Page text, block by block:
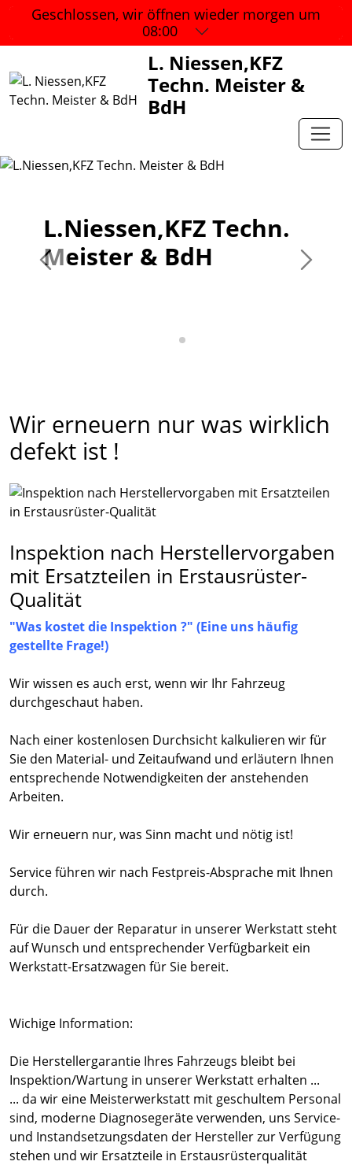
Geschlossen, wir öffnen wieder morgen um
08:00
L. Niessen,KFZ
Techn. Meister &
BdH
L.Niessen,KFZ Techn.
Meister & BdH
Wir erneuern nur was wirklich
defekt ist !
Inspektion nach Herstellervorgaben
mit Ersatzteilen in Erstausrüster-
Qualität
"Was kostet die Inspektion ?" (Eine uns häufig
gestellte Frage!)
Wir wissen es auch erst, wenn wir Ihr Fahrzeug
durchgeschaut haben.
Nach einer kostenlosen Durchsicht kalkulieren wir für
Sie den Material- und Zeitaufwand und erläutern Ihnen
entsprechende Notwendigkeiten der anstehenden
Arbeiten.
Wir erneuern nur, was Sinn macht und nötig ist!
Service führen wir nach Festpreis-Absprache mit Ihnen
durch.
Für die Dauer der Reparatur in unserer Werkstatt steht
auf Wunsch und entsprechender Verfügbarkeit ein
Werkstatt-Ersatzwagen für Sie bereit.
Wichige Information:
Die Herstellergarantie Ihres Fahrzeugs bleibt bei
Inspektion/Wartung in unserer Werkstatt erhalten ...
... da wir eine Meisterwerkstatt mit geschultem Personal
sind, moderne Diagnosegeräte verwenden, uns Service-
und Instandsetzungsdaten der Hersteller zur Verfügung
stehen und wir Ersatzteile in Erstausrüsterqualität